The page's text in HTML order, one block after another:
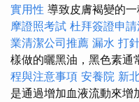
實用性 導致皮膚褐變的
摩證照考試 杜拜簽證申
業清潔公司推薦 漏水 打
樣做的曬黑油，黑色素通
程與注意事項 安養院 新
是通過增加血液流動來